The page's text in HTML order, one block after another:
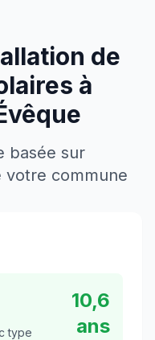
de
à
basée sur
votre commune
type
10,6
ans